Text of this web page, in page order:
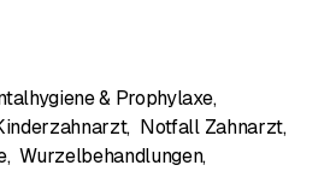
& Prophylaxe,
, Notfall Zahnarzt,
, Wurzelbehandlungen,